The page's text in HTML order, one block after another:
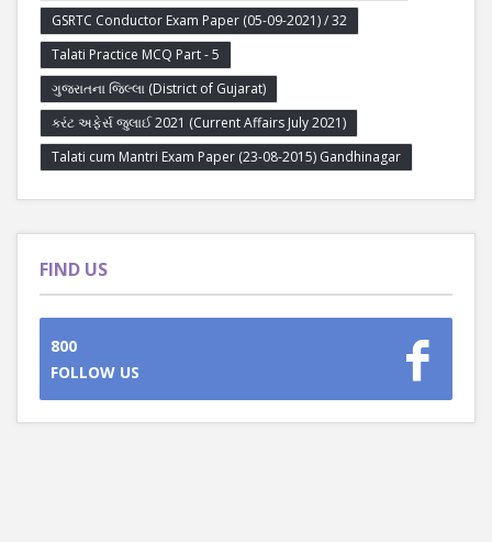
GSRTC Conductor Exam Paper (05-09-2021) / 32
Talati Practice MCQ Part - 5
ગુજરાતના જિલ્લા (District of Gujarat)
કરંટ અફેર્સ જુલાઈ 2021 (Current Affairs July 2021)
Talati cum Mantri Exam Paper (23-08-2015) Gandhinagar
FIND US
800
FOLLOW US